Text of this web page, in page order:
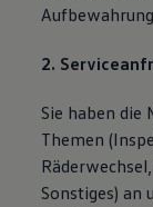
2.
Sie haben die
Themen
Sonstiges) an